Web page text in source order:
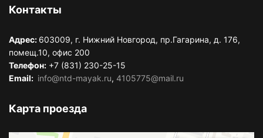
Контакты
Адрес: 603009, г. Нижний Новгород, пр.Гагарина, д. 176,
помещ.10, офис 200
Телефон: +7 (831) 230-25-15
Email: info@ntd-mayak.ru, 4105775@mail.ru
Карта проезда